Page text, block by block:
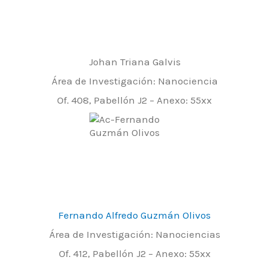
Johan Triana Galvis
Área de Investigación: Nanociencia
Of. 408, Pabellón J2 – Anexo: 55xx
Fernando Alfredo Guzmán Olivos
Área de Investigación: Nanociencias
Of. 412, Pabellón J2 – Anexo: 55xx